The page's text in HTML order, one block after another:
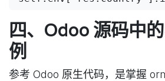
四、Odoo 源码中
例
参考 Odoo 原生代码，是掌握